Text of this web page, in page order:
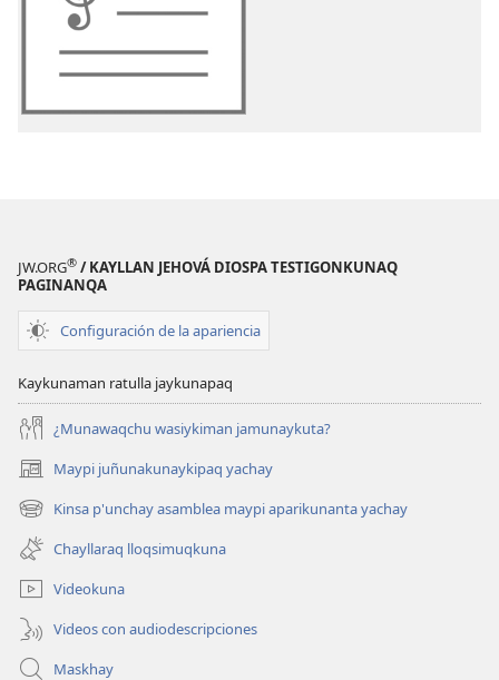
JW.ORG® / KAYLLAN JEHOVÁ DIOSPA TESTIGONKUNAQ
PAGINANQA
Configuración de la apariencia
Kaykunaman ratulla jaykunapaq
¿Munawaqchu wasiykiman jamunaykuta?
Maypi juñunakunaykipaq yachay
(abre
una
nueva
ventana)
Kinsa p'unchay asamblea maypi aparikunanta yachay
(abre
una
nueva
ventana)
Chayllaraq lloqsimuqkuna
Videokuna
Videos con audiodescripciones
Maskhay